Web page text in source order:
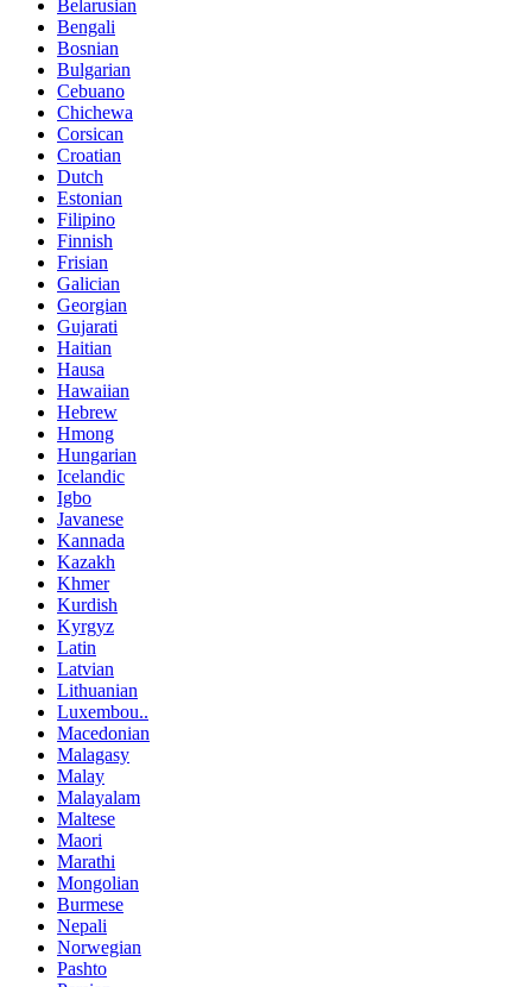
Belarusian
Bengali
Bosnian
Bulgarian
Cebuano
Chichewa
Corsican
Croatian
Dutch
Estonian
Filipino
Finnish
Frisian
Galician
Georgian
Gujarati
Haitian
Hausa
Hawaiian
Hebrew
Hmong
Hungarian
Icelandic
Igbo
Javanese
Kannada
Kazakh
Khmer
Kurdish
Kyrgyz
Latin
Latvian
Lithuanian
Luxembou..
Macedonian
Malagasy
Malay
Malayalam
Maltese
Maori
Marathi
Mongolian
Burmese
Nepali
Norwegian
Pashto